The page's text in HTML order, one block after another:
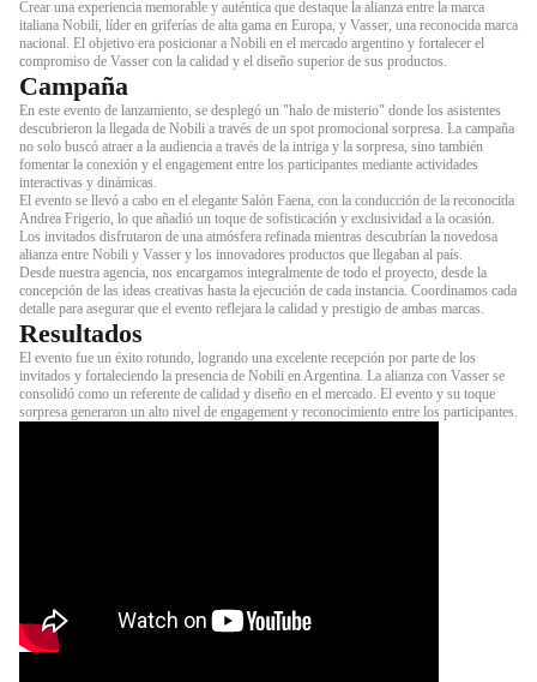
Crear una experiencia memorable y auténtica que destaque la alianza entre la marca
italiana Nobili, líder en griferías de alta gama en Europa, y Vasser, una reconocida marca
nacional. El objetivo era posicionar a Nobili en el mercado argentino y fortalecer el
compromiso de Vasser con la calidad y el diseño superior de sus productos.
Campaña
En este evento de lanzamiento, se desplegó un "halo de misterio" donde los asistentes
descubrieron la llegada de Nobili a través de un spot promocional sorpresa. La campaña
no solo buscó atraer a la audiencia a través de la intriga y la sorpresa, sino también
fomentar la conexión y el engagement entre los participantes mediante actividades
interactivas y dinámicas.
El evento se llevó a cabo en el elegante Salón Faena, con la conducción de la reconocida
Andrea Frigerio, lo que añadió un toque de sofisticación y exclusividad a la ocasión.
Los invitados disfrutaron de una atmósfera refinada mientras descubrían la novedosa
alianza entre Nobili y Vasser y los innovadores productos que llegaban al país.
Desde nuestra agencia, nos encargamos integralmente de todo el proyecto, desde la
concepción de las ideas creativas hasta la ejecución de cada instancia. Coordinamos cada
detalle para asegurar que el evento reflejara la calidad y prestigio de ambas marcas.
Resultados
El evento fue un éxito rotundo, logrando una excelente recepción por parte de los
invitados y fortaleciendo la presencia de Nobili en Argentina. La alianza con Vasser se
consolidó como un referente de calidad y diseño en el mercado. El evento y su toque
sorpresa generaron un alto nivel de engagement y reconocimiento entre los participantes.